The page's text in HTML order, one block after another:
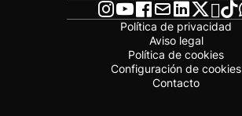
Política de privacidad
Aviso legal
Política de cookies
Configuración de cookies
Contacto